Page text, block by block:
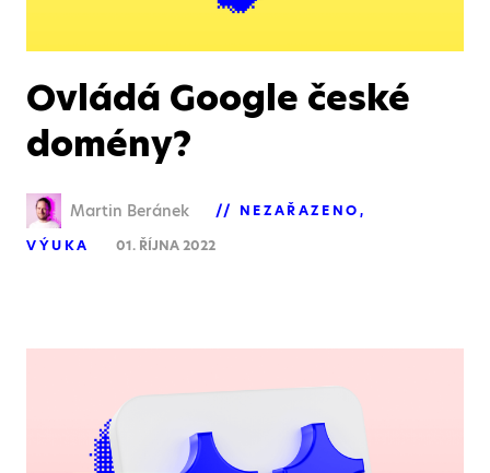
Ovládá Google české
domény?
Martin Beránek
NEZAŘAZENO
VÝUKA
01. ŘÍJNA 2022